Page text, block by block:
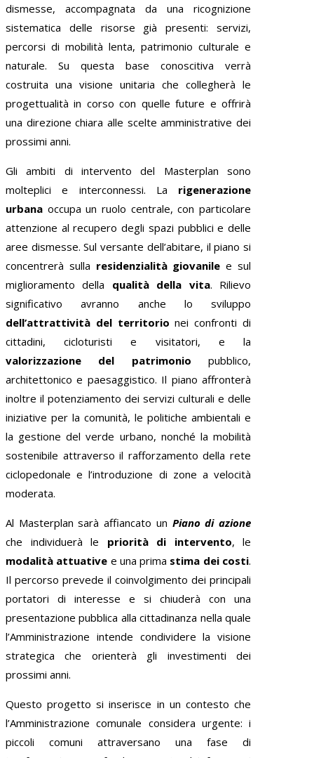
dismesse, accompagnata da una ricognizione
sistematica delle risorse già presenti: servizi,
percorsi di mobilità lenta, patrimonio culturale e
naturale. Su questa base conoscitiva verrà
costruita una visione unitaria che collegherà le
progettualità in corso con quelle future e offrirà
una direzione chiara alle scelte amministrative dei
prossimi anni.
Gli ambiti di intervento del Masterplan sono
molteplici e interconnessi. La rigenerazione
urbana occupa un ruolo centrale, con particolare
attenzione al recupero degli spazi pubblici e delle
aree dismesse. Sul versante dell’abitare, il piano si
concentrerà sulla residenzialità giovanile e sul
miglioramento della qualità della vita. Rilievo
significativo avranno anche lo sviluppo
dell’attrattività del territorio nei confronti di
cittadini, cicloturisti e visitatori, e la
valorizzazione del patrimonio pubblico,
architettonico e paesaggistico. Il piano affronterà
inoltre il potenziamento dei servizi culturali e delle
iniziative per la comunità, le politiche ambientali e
la gestione del verde urbano, nonché la mobilità
sostenibile attraverso il rafforzamento della rete
ciclopedonale e l’introduzione di zone a velocità
moderata.
Al Masterplan sarà affiancato un Piano di azione
che individuerà le priorità di intervento, le
modalità attuative e una prima stima dei costi.
Il percorso prevede il coinvolgimento dei principali
portatori di interesse e si chiuderà con una
presentazione pubblica alla cittadinanza nella quale
l’Amministrazione intende condividere la visione
strategica che orienterà gli investimenti dei
prossimi anni.
Questo progetto si inserisce in un contesto che
l’Amministrazione comunale considera urgente: i
piccoli comuni attraversano una fase di